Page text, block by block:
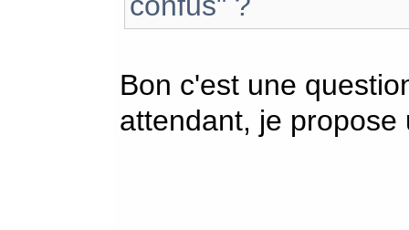
Bon c'est une
attendant, je propose